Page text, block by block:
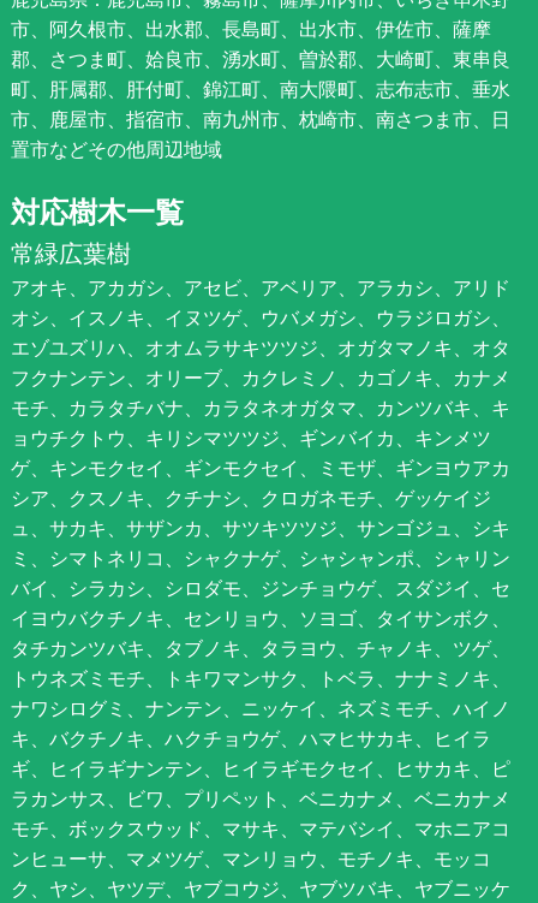
市、阿久根市、出水郡、長島町、出水市、伊佐市、薩摩
郡、さつま町、姶良市、湧水町、曽於郡、大崎町、東串良
町、肝属郡、肝付町、錦江町、南大隈町、志布志市、垂水
市、鹿屋市、指宿市、南九州市、枕崎市、南さつま市、日
置市などその他周辺地域
対応樹木一覧
常緑広葉樹
アオキ、アカガシ、アセビ、アベリア、アラカシ、アリド
オシ、イスノキ、イヌツゲ、ウバメガシ、ウラジロガシ、
エゾユズリハ、オオムラサキツツジ、オガタマノキ、オタ
フクナンテン、オリーブ、カクレミノ、カゴノキ、カナメ
モチ、カラタチバナ、カラタネオガタマ、カンツバキ、キ
ョウチクトウ、キリシマツツジ、ギンバイカ、キンメツ
ゲ、キンモクセイ、ギンモクセイ、ミモザ、ギンヨウアカ
シア、クスノキ、クチナシ、クロガネモチ、ゲッケイジ
ュ、サカキ、サザンカ、サツキツツジ、サンゴジュ、シキ
ミ、シマトネリコ、シャクナゲ、シャシャンポ、シャリン
バイ、シラカシ、シロダモ、ジンチョウゲ、スダジイ、セ
イヨウバクチノキ、センリョウ、ソヨゴ、タイサンボク、
タチカンツバキ、タブノキ、タラヨウ、チャノキ、ツゲ、
トウネズミモチ、トキワマンサク、トベラ、ナナミノキ、
ナワシログミ、ナンテン、ニッケイ、ネズミモチ、ハイノ
キ、バクチノキ、ハクチョウゲ、ハマヒサカキ、ヒイラ
ギ、ヒイラギナンテン、ヒイラギモクセイ、ヒサカキ、ピ
ラカンサス、ビワ、プリペット、ベニカナメ、ベニカナメ
モチ、ボックスウッド、マサキ、マテバシイ、マホニアコ
ンヒューサ、マメツゲ、マンリョウ、モチノキ、モッコ
ク、ヤシ、ヤツデ、ヤブコウジ、ヤブツバキ、ヤブニッケ